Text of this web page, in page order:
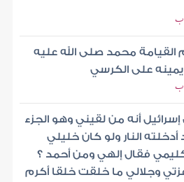
القيامة محمد صلى الله عليه
على الكرسي
أنه من لقيني وهو الجزء
النار ولو كان خليلي
فقال إلهي ومن أحمد ؟
وجلالي ما خلقت خلقا أكرم